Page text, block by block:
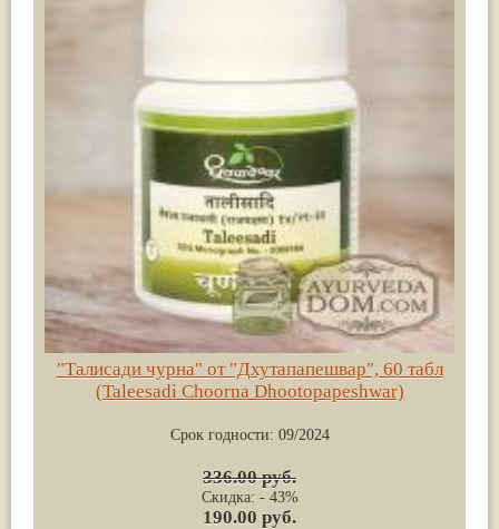
"Талисади чурна" от "Дхутапапешвар", 60 табл
(Taleesadi Choorna Dhootopapeshwar)
Срок годности: 09/2024
336.00 руб.
Скидка: - 43%
190.00 руб.